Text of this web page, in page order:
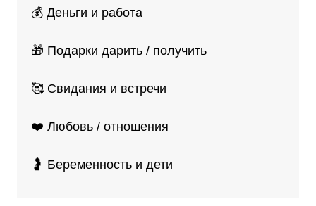
💰 Деньги и работа
🎁 Подарки дарить / получить
🥰 Свидания и встречи
❤️ Любовь / отношения
🤰 Беременность и дети